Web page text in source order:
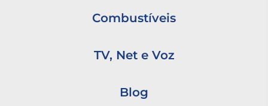
Combustíveis
TV, Net e Voz
Blog